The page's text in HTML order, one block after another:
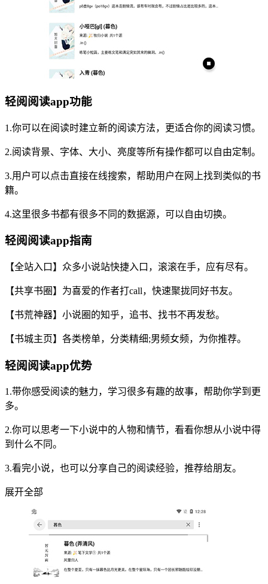
轻阅阅读app功能
1.你可以在阅读时建立新的阅读方法，更适合你的阅读习惯。
2.阅读背景、字体、大小、亮度等所有操作都可以自由定制。
3.用户可以点击直接在线搜索，帮助用户在网上找到类似的书
籍。
4.这里很多书都有很多不同的数据源，可以自由切换。
轻阅阅读app指南
【全站入口】众多小说站快捷入口，滚滚在手，应有尽有。
【共享书圈】为喜爱的作者打call，快速聚拢同好书友。
【书荒神器】小说圈的知乎，追书、找书不再发愁。
【书城主页】各类榜单，分类精细;男频女频，为你推荐。
轻阅阅读app优势
1.带你感受阅读的魅力，学习很多有趣的故事，帮助你学到更
多。
2.你可以思考一下小说中的人物和情节，看看你想从小说中得
到什么不同。
3.看完小说，也可以分享自己的阅读经验，推荐给朋友。
展开全部